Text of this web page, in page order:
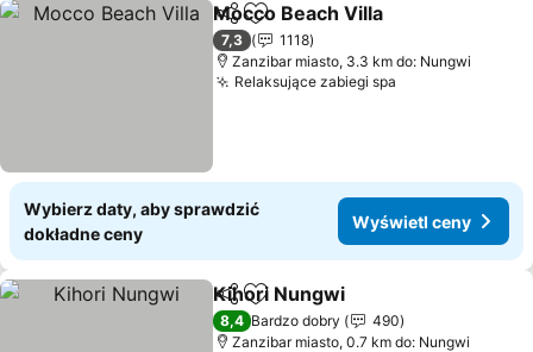
Udostępnij
Dodaj do ulubionych
Mocco Beach Villa
7,3
1118
Zanzibar miasto, 3.3 km do: Nungwi
Relaksujące zabiegi spa
Wybierz daty, aby sprawdzić
dokładne ceny
Wyświetl ceny
Udostępnij
Dodaj do ulubionych
Kihori Nungwi
8,4 Bardzo dobry
490
Zanzibar miasto, 0.7 km do: Nungwi